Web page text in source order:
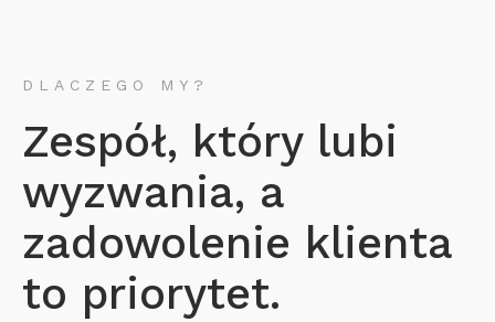
DLACZEGO MY?
Zespół, który lubi
wyzwania, a
zadowolenie klienta
to priorytet.